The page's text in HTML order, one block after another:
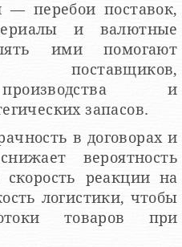
перебои поставок,
и валютные
ими помогают
поставщиков,
и
запасов.
в договорах и
вероятность
реакции на
логистики, чтобы
товаров при